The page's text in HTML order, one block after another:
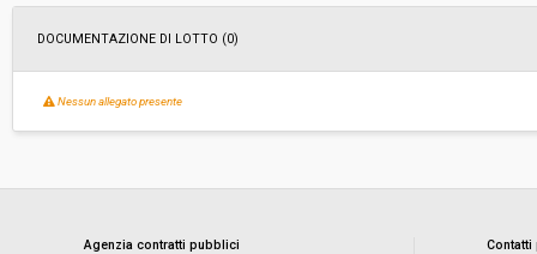
DOCUMENTAZIONE DI LOTTO (0)
Nessun allegato presente
Agenzia contratti pubblici